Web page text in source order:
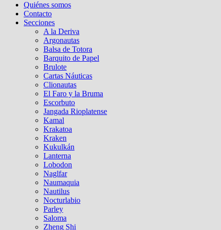
Quiénes somos
Contacto
Secciones
A la Deriva
Argonautas
Balsa de Totora
Barquito de Papel
Brulote
Cartas Náuticas
Clionautas
El Faro y la Bruma
Escorbuto
Jangada Rioplatense
Kamal
Krakatoa
Kraken
Kukulkán
Lanterna
Lobodon
Naglfar
Naumaquia
Nautilus
Nocturlabio
Parley
Saloma
Zheng Shi